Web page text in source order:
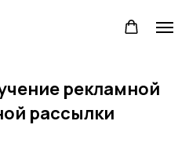
рекламной
рассылки